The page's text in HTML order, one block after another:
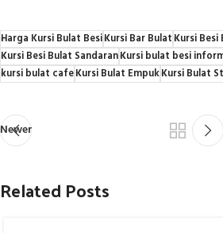
Harga Kursi Bulat BesiKursi Bar BulatKursi Besi
Kursi Besi Bulat SandaranKursi bulat besi
kursi bulat cafeKursi Bulat EmpukKursi Bulat
Newer
Related Posts